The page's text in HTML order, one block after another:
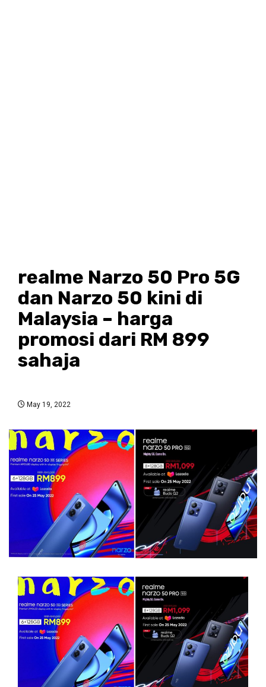
realme Narzo 50 Pro 5G
dan Narzo 50 kini di
Malaysia – harga
promosi dari RM 899
sahaja
May 19, 2022